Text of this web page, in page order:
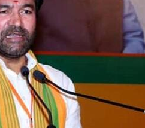
ఆయనహైదరాబాద్పేరును
ఎక్కడి నుంచి